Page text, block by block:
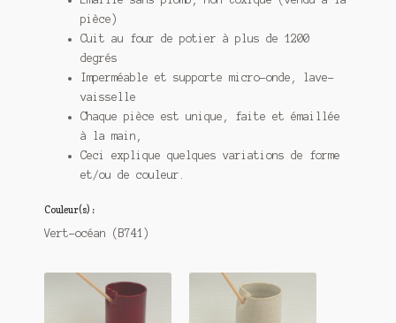
pièce)
Cuit au four de potier à plus de 1200
degrés
Imperméable et supporte micro-onde, lave-
vaisselle
Chaque pièce est unique, faite et émaillée
à la main,
Ceci explique quelques variations de forme
et/ou de couleur.
Couleur(s) :
Vert-océan (B741)